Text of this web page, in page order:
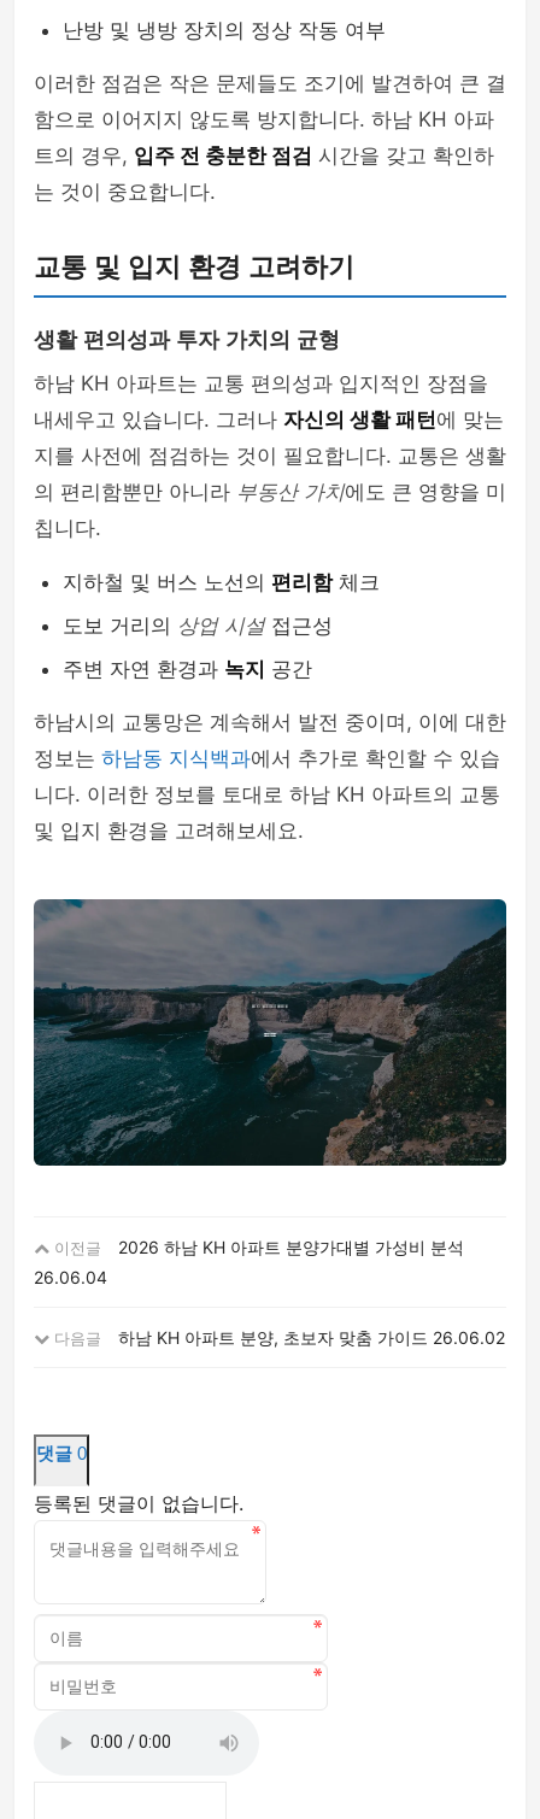
난방 및 냉방 장치의 정상 작동 여부
이러한 점검은 작은 문제들도 조기에 발견하여 큰 결
함으로 이어지지 않도록 방지합니다. 하남 KH 아파
트의 경우, 입주 전 충분한 점검 시간을 갖고 확인하
는 것이 중요합니다.
교통 및 입지 환경 고려하기
생활 편의성과 투자 가치의 균형
하남 KH 아파트는 교통 편의성과 입지적인 장점을
내세우고 있습니다. 그러나 자신의 생활 패턴에 맞는
지를 사전에 점검하는 것이 필요합니다. 교통은 생활
의 편리함뿐만 아니라 부동산 가치에도 큰 영향을 미
칩니다.
지하철 및 버스 노선의 편리함체크
도보 거리의 상업 시설접근성
주변 자연 환경과 녹지 공간
하남시의 교통망은 계속해서 발전 중이며, 이에 대한
정보는 하남동 지식백과에서 추가로 확인할 수 있습
니다. 이러한 정보를 토대로 하남 KH 아파트의 교통
및 입지 환경을 고려해보세요.
이전글
2026 하남 KH 아파트 분양가대별 가성비 분석
26.06.04
다음글 하남 KH 아파트 분양, 초보자 맞춤 가이드 26.06.02
댓글 0
등록된 댓글이 없습니다.